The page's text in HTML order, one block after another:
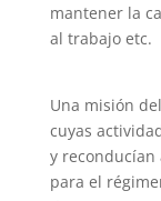
mantener la
al trabajo etc.
Una misión
cuyas
y reconducían
para el